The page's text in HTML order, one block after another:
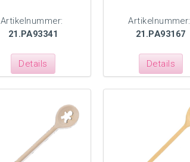
Artikelnummer:
21.PA93341
Details
Artikelnummer:
21.PA93167
Details